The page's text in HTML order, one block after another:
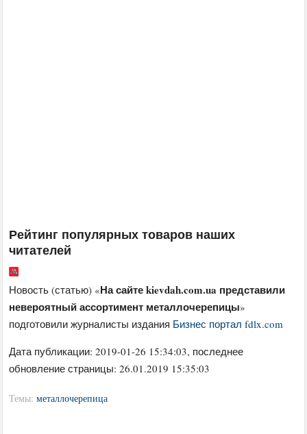
Рейтинг популярных товаров наших
читателей
Новость (статью) «На сайте kievdah.com.ua представили
невероятный ассортимент металлочерепицы»
подготовили журналисты издания Бизнес портал fdlx.com
Дата публикации:2019-01-26 15:34:03, последнее
обновление страницы: 26.01.2019 15:35:03
Темы:металлочерепица